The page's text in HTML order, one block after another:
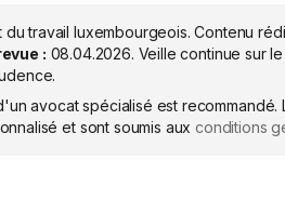
travail luxembourgeois. Contenu
: 08.04.2026. Veille continue sur
avocat spécialisé est recommandé.
et sont soumis auxconditions